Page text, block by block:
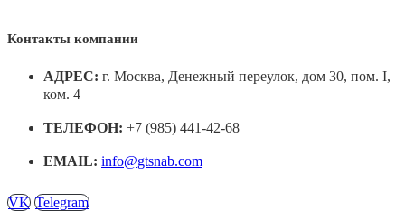
Контакты компании
АДРЕС: г. Москва, Денежный переулок, дом 30, пом. I,
ком. 4
ТЕЛЕФОН: +7 (985) 441-42-68
EMAIL: info@gtsnab.com
VK Telegram